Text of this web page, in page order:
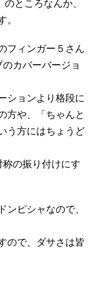
ところなんか、
。
フィンガー５さん
カバーバージョ
ションより格段に
方や、「ちゃんと
う方にはちょうど
の振り付けにす
ンピシャなので、
ので、ダサさは皆